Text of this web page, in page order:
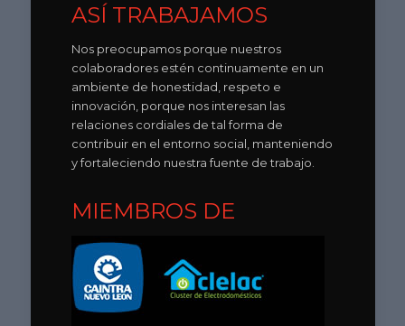
ASÍ TRABAJAMOS
Nos preocupamos porque nuestros
colaboradores estén continuamente en un
ambiente de honestidad, respeto e
innovación, porque nos interesan las
relaciones cordiales de tal forma de
contribuir en el entorno social, manteniendo
y fortaleciendo nuestra fuente de trabajo.
MIEMBROS DE